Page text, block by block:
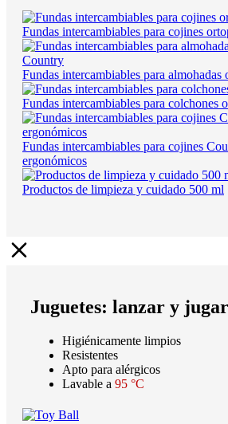
Fundas intercambiables para cojines
Fundas intercambiables para
Fundas intercambiables para colchones
Fundas intercambiables para cojines
ergonómicos
Productos de limpieza y cuidado 500 ml
Juguetes: lanzar y jugar
Higiénicamente limpios
Resistentes
Apto para alérgicos
Lavable a 95 °C